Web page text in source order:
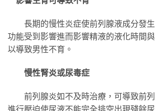
長期的慢性炎症使前列腺液成分發生
功能受到影響進而影響精液的液化時間與
以導致男性不育。
慢性腎炎或尿毒症
前列腺炎如不及時治療，可導致前列
進行壓迫使尿液不能完全排空出現殘餘